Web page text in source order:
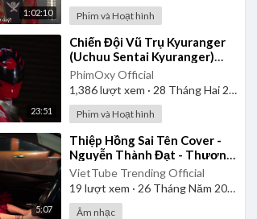
1:02:10 Phim và Hoạt hình
23:51
⁣Chiến Đội Vũ Trụ Kyuranger
(Uchuu Sentai Kyuranger)
2017 - Tập 1 | Thuyết Minh
PhimOxy Official
1,386lượt xem · 28 Tháng Hai 2025
Phim và Hoạt hình
5:07
⁣Thiệp Hồng Sai Tên Cover -
Nguyễn Thành Đạt - Thương
Võ
VietTube Trending Official
19 lượt xem · 26 Tháng Năm 2026
Âm nhạc